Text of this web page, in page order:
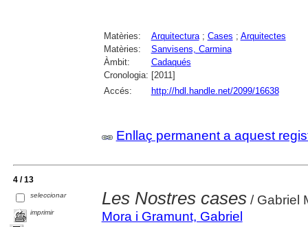
Matèries: Arquitectura; Cases ; Arquitectes
Matèries:
Sanvisens, Carmina
Àmbit:
Cadaqués
Cronologia: [2011]
Accés:
http://hdl.handle.net/2099/16638
Enllaç permanent a aquest
4 / 13
seleccionar
imprimir
Les Nostres cases/ Gabriel
Mora i Gramunt, Gabriel